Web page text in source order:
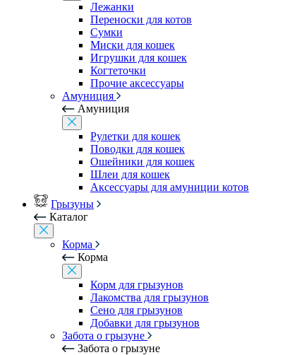
Лежанки
Переноски для котов
Сумки
Миски для кошек
Игрушки для кошек
Когтеточки
Прочие аксессуары
Амуниция
Амуниция
Рулетки для кошек
Поводки для кошек
Ошейники для кошек
Шлеи для кошек
Аксессуары для амуниции котов
Грызуны
Каталог
Корма
Корма
Корм для грызунов
Лакомства для грызунов
Сено для грызунов
Добавки для грызунов
Забота о грызуне
Забота о грызуне